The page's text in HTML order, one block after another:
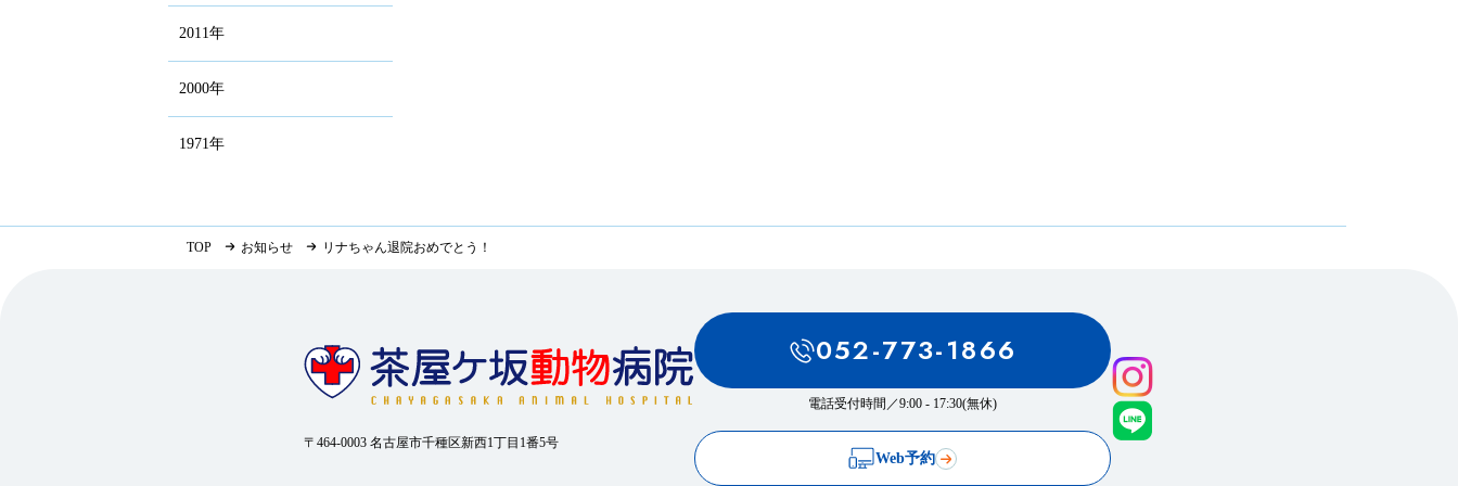
2011年
2000年
1971年
TOP お知らせ リナちゃん退院おめでとう！
〒464-0003 名古屋市千種区新西1丁目1番5号
052-773-1866
電話受付時間／9:00 - 17:30(無休)
Web予約